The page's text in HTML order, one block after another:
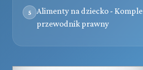
5
Alimenty na dziecko -
przewodnik prawny